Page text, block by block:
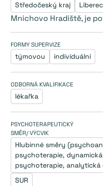
Středočeský kraj
Mnichovo Hradiště, je
FORMY SUPERVIZE
týmovou individuální
ODBORNÁ KVALIFIKACE
lékařka
PSYCHOTERAPEUTICKÝ
SMĚR/ VÝCVIK
Hlubinné směry
psychoterapie,
psychoterapie,
SUR